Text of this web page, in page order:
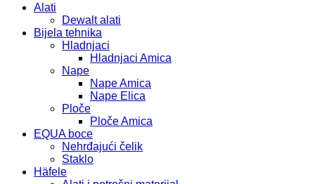
Alati
Dewalt alati
Bijela tehnika
Hladnjaci
Hladnjaci Amica
Nape
Nape Amica
Nape Elica
Ploče
Ploče Amica
EQUA boce
Nehrđajući čelik
Staklo
Häfele